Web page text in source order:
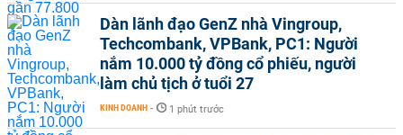
Dàn lãnh đạo GenZ nhà Vingroup,
Techcombank, VPBank, PC1: Người
nắm 10.000 tỷ đồng cổ phiếu, người
làm chủ tịch ở tuổi 27
KINH DOANH - 1 phút trước